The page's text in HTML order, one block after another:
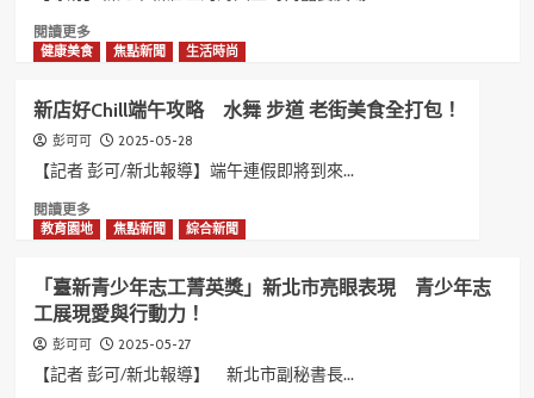
生
的
智
與
川
劇
半
世
紀
志
讓
劇
變
臉
在
臺
閱讀更多Read
more
灣
有
愛，
亮
生
慈
善
頒
獎
餐
健康美食 焦點新聞 生活時尚
新店好Chill端午攻略 水舞 步道 老街美食全打包！
彭可可 2025-05-28
【記者 彭可/新北報導】端午連假即將到來...
閱讀更多Read
more
新
店
好
Chill
端
午
教育園地 焦點新聞 綜合新聞
「臺新青少年志工菁英獎」新北市亮眼表現 青少年志
工展現愛與行動力！
彭可可 2025-05-27
【記者 彭可/新北報導】 新北市副秘書長...